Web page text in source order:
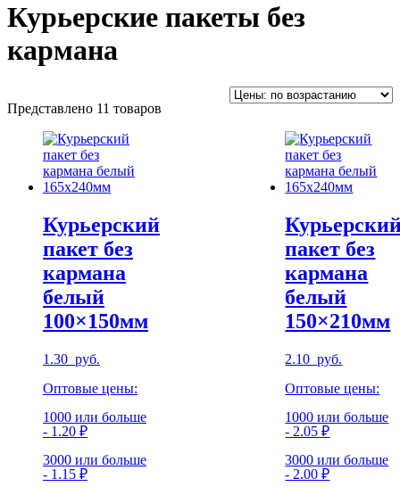
Курьерские пакеты без
кармана
Представлено 11 товаров
Курьерский
пакет без
кармана
белый
100×150мм
1.30 руб.
Оптовые цены:
1000 или больше
- 1.20 ₽
3000 или больше
- 1.15 ₽
пакет без
кармана
белый
150×210мм
2.10 руб.
Оптовые цены:
1000 или больше
- 2.05 ₽
3000 или больше
- 2.00 ₽